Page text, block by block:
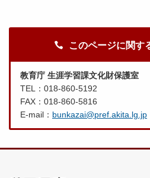
このページに関す
教育庁 生涯学習課文化財保護室
TEL：018-860-5192
FAX：018-860-5816
E-mail： bunkazai@pref.akita.lg.jp